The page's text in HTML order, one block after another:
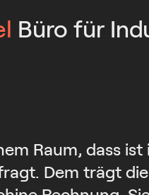
Büro für
Raum, dass ist
Dem trägt